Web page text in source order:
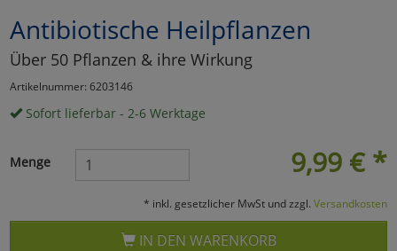
Antibiotische Heilpflanzen
Über 50 Pflanzen & ihre Wirkung
Artikelnummer: 6203146
Sofort lieferbar - 2-6 Werktage
9,99 € *
Menge
* inkl. gesetzlicher MwSt und zzgl. Versandkosten
IN DEN WARENKORB
Marketing
Umfragetools
Cookies
Alle Akzeptieren
Cookies
zurückzu Haupptseite